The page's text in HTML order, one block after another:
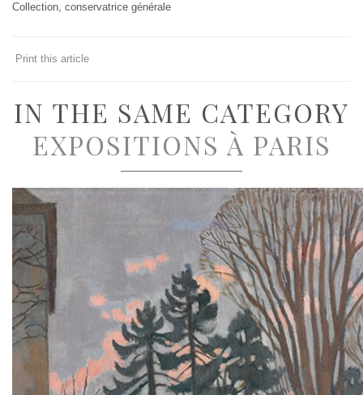
Collection, conservatrice générale
Print this article
IN THE SAME CATEGORY
EXPOSITIONS À PARIS